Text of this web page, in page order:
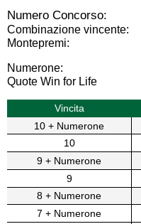
Numero Concorso:
Combinazione vincente:
Montepremi:
Numerone:
Quote Win for Life
Vincita
10 + Numerone
10
9 + Numerone
9
8 + Numerone
7 + Numerone